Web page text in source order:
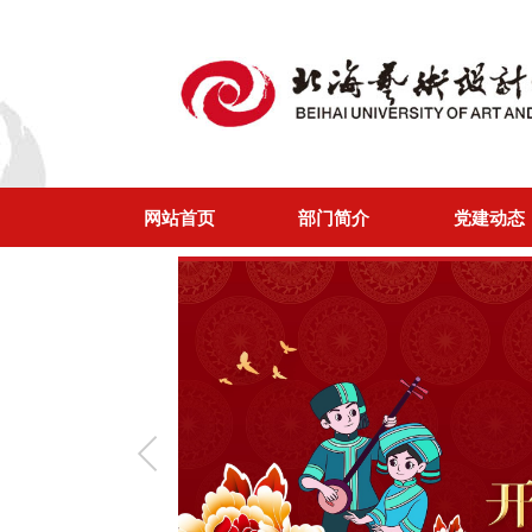
网站首页 部门简介 党建动态